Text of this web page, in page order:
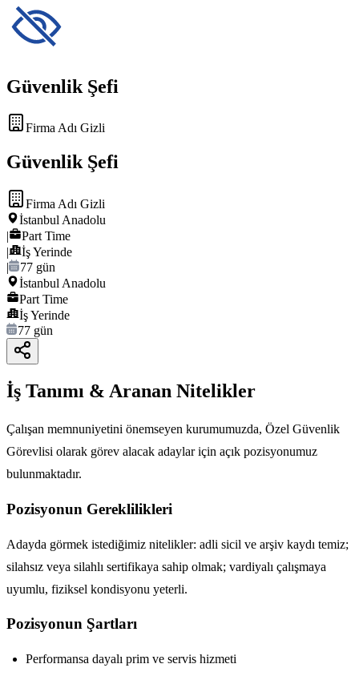
Güvenlik Şefi
Firma Adı Gizli
Güvenlik Şefi
Firma Adı Gizli
İstanbul Anadolu
|
Part Time
|
İş Yerinde
|
77 gün
İstanbul Anadolu
Part Time
İş Yerinde
77 gün
İş Tanımı & Aranan Nitelikler
Çalışan memnuniyetini önemseyen kurumumuzda, Özel Güvenlik
Görevlisi olarak görev alacak adaylar için açık pozisyonumuz
bulunmaktadır.
Pozisyonun Gereklilikleri
Adayda görmek istediğimiz nitelikler: adli sicil ve arşiv kaydı temiz;
silahsız veya silahlı sertifikaya sahip olmak; vardiyalı çalışmaya
uyumlu, fiziksel kondisyonu yeterli.
Pozisyonun Şartları
Performansa dayalı prim ve servis hizmeti